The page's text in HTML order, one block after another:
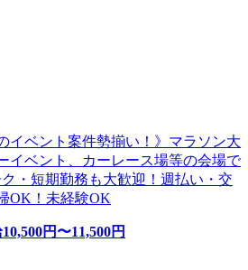
イベント案件勢揃い！》マラソン大
イベント、カーレース場等の会場で
・短期勤務も大歓迎！週払い・交
OK！未経験OK
10,500円〜11,500円